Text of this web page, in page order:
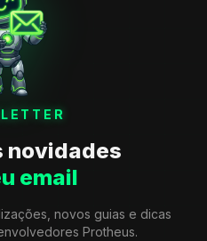
novidades
email
novos guias e dicas
Protheus.